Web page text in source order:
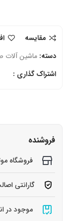
مقایسه
دسته: ماشین آلات
اشتراک گذاری :
فروشنده
فروشگاه
گارانتی
موجود در